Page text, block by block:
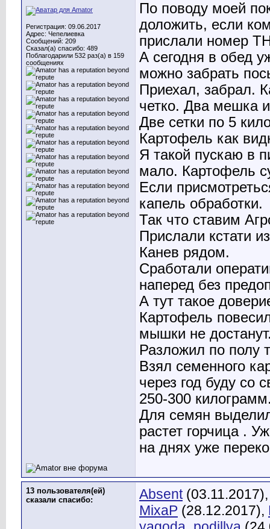
Регистрация: 09.06.2017
Адрес: Чепелиевка
Сообщений: 209
Сказал(а) спасибо: 489
Поблагодарили 532 раз(а) в 159
сообщениях
По поводу моей
доложить, если
прислали номер
А сегодня в обед
можно забрать
Приехал, забрал.
четко. Два мешка
Две сетки по 5
Картофель как
Я такой пускаю в
мало. Картофель
Если
капель обработки.
Так что ставим
Прислали кстати
Канев рядом.
Сработали
наперед без
А тут такое
Картофель
мышки не
Разложил по полу
Взял семенного
через год буду со
250-300
Для семян
растет горчица .
на днях уже
13 пользователя(ей)
сказали cпасибо:
Absent
MixaP (28.12.2017),